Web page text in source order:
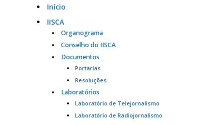
Início
IISCA
Organograma
Conselho do IISCA
Documentos
Portarias
Resoluções
Laboratórios
Laboratório de Telejornalismo
Laboratório de Radiojornalismo